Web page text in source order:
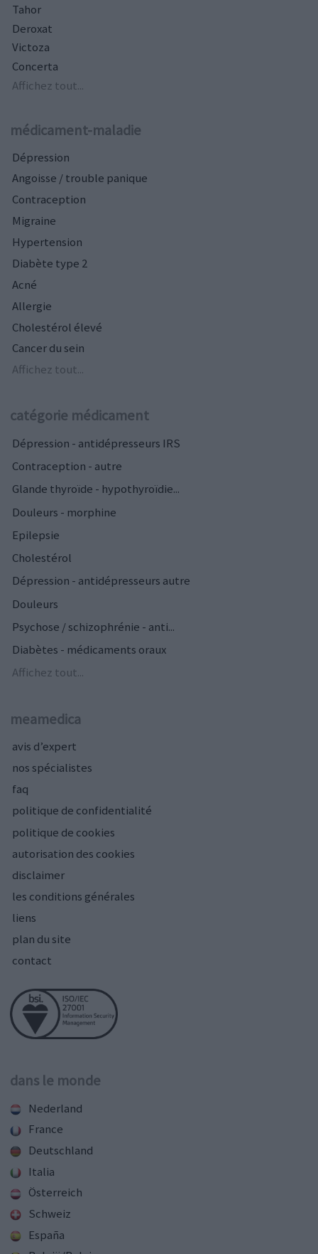
Tahor
Deroxat
Victoza
Concerta
Affichez tout...
médicament-maladie
Dépression
Angoisse / trouble panique
Contraception
Migraine
Hypertension
Diabète type 2
Acné
Allergie
Cholestérol élevé
Cancer du sein
Affichez tout...
catégorie médicament
Dépression - antidépresseurs IRS
Contraception - autre
Glande thyroïde - hypothyroïdie...
Douleurs - morphine
Epilepsie
Cholestérol
Dépression - antidépresseurs autre
Douleurs
Psychose / schizophrénie - anti...
Diabètes - médicaments oraux
Affichez tout...
meamedica
avis d’expert
nos spécialistes
faq
politique de confidentialité
politique de cookies
autorisation des cookies
disclaimer
les conditions générales
liens
plan du site
contact
dans le monde
Nederland
France
Deutschland
Italia
Österreich
Schweiz
España